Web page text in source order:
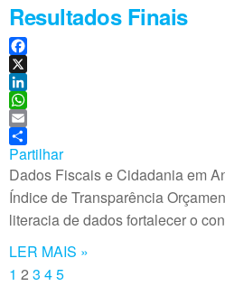
Resultados Finais
F
a
c
e
b
o
o
k
X
L
i
n
k
e
d
I
n
W
h
a
t
s
A
p
p
E
m
a
i
l
Partilhar
Dados Fiscais e Cidadania em
Índice de Transparência
literacia de dados fortalecer o
LER MAIS »
1 2 3 45